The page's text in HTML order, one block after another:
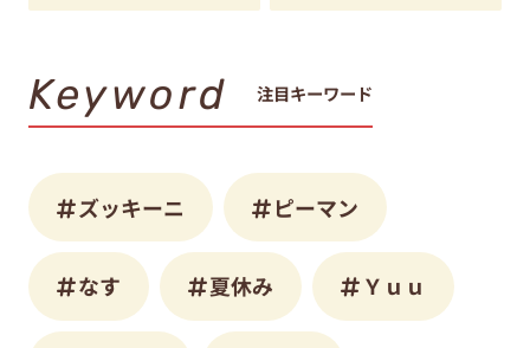
Keyword 注目キーワード
ズッキーニ ピーマン
なす 夏休み Ｙｕｕ